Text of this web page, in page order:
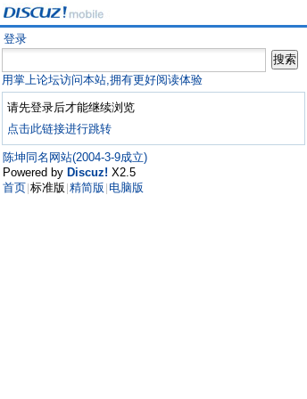
登录
用掌上论坛访问本站,拥有更好阅读体验
请先登录后才能继续浏览
点击此链接进行跳转
陈坤同名网站(2004-3-9成立)
Powered by Discuz! X2.5
首页 标准版 精简版 电脑版